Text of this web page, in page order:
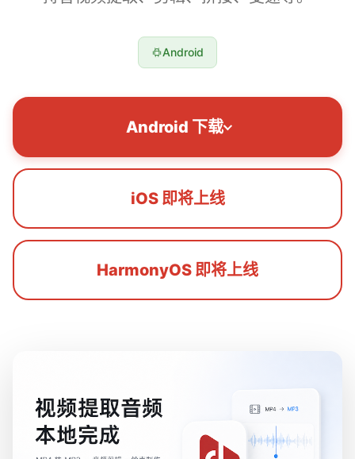
Android
Android 下载
iOS 即将上线
HarmonyOS 即将上线